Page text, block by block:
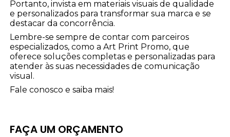
Portanto, invista em materiais visuais de qualidade
e personalizados para transformar sua marca e se
destacar da concorrência.
Lembre-se sempre de contar com parceiros
especializados, como a Art Print Promo, que
oferece soluções completas e personalizadas para
atender às suas necessidades de comunicação
visual.
Fale conosco e saiba mais!
FAÇA UM ORÇAMENTO